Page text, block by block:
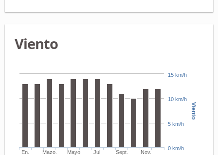
Viento
Viento
En. Mazo. Mayo Jul. Sept. Nov.
0 km/h
5 km/h
10 km/h
15 km/h